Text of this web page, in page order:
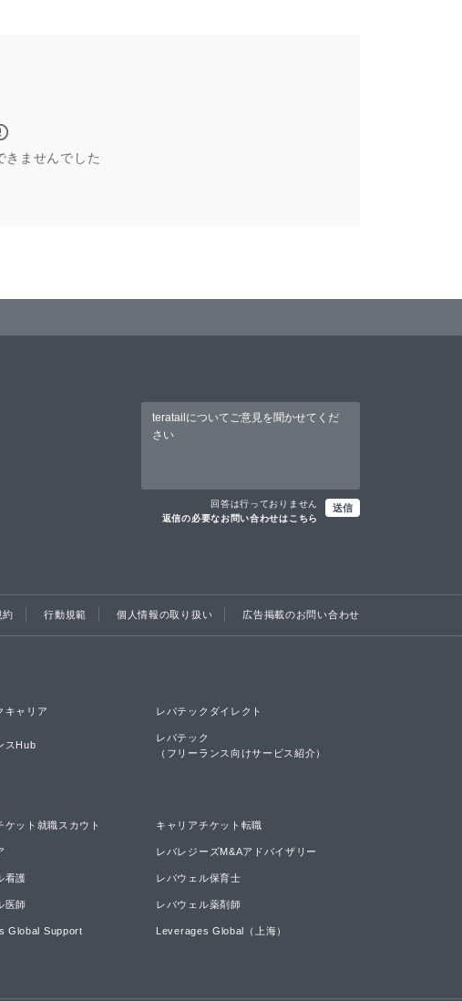
きませんでした
回答は行っておりません
返信の必要なお問い合わせはこちら
送信
約 行動規範 個人情報の取り扱い 広告掲載のお問い合わせ
キャリア レバテックダイレクト
スHub
レバテック
（フリーランス向けサービス紹介）
ケット就職スカウト キャリアチケット転職
レバレジーズM&Aアドバイザリー
看護 レバウェル保育士
医師 レバウェル薬剤師
Global Support Leverages Global（上海）